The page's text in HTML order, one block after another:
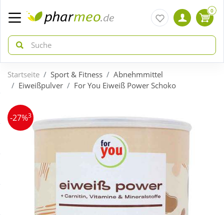
zurück
ÜBERSICHT AKTIONEN
Gratis dazu
zurück
ÜBERSICHT KATEGORIEN
Bio & Genuss
0
Startseite Sport & Fitness
Abnehmmittel
Eiweißpulver
For You Eiweiß Power Schoko
-27%3